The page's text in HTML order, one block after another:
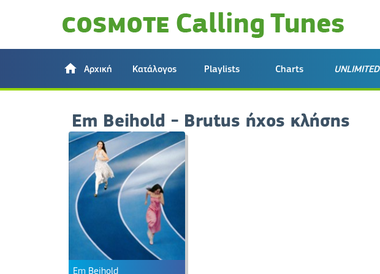
Αρχική Κατάλογος Playlists Charts UNLIMITED
Em Beihold - Brutus ήχος κλήσης
Em Beihold